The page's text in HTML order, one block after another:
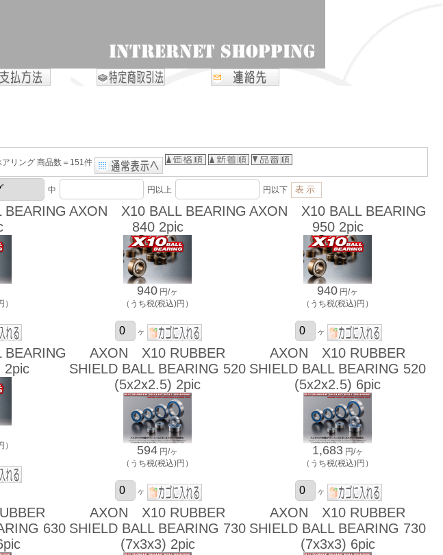
リング 商品数＝151件
中 円以上 円以下
AXON X10 BALL BEARING
840 2pic
940 円/ヶ
（うち税(税込)円）
ヶ
AXON X10 BALL BEARING
950 2pic
940 円/ヶ
（うち税(税込)円）
ヶ
2pic
AXON X10 RUBBER
SHIELD BALL BEARING 520
(5x2x2.5) 2pic
594 円/ヶ
（うち税(税込)円）
ヶ
AXON X10 RUBBER
SHIELD BALL BEARING 520
(5x2x2.5) 6pic
1,683 円/ヶ
（うち税(税込)円）
ヶ
630
AXON X10 RUBBER
SHIELD BALL BEARING 730
(7x3x3) 2pic
AXON X10 RUBBER
SHIELD BALL BEARING 730
(7x3x3) 6pic